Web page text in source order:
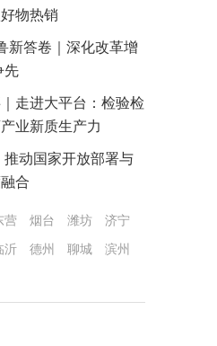
物热销
新答卷｜深化改革增
先
走进大平台：检验检
业新质生产力
推动国家开放部署与
合
营 烟台 潍坊
济宁
沂 德州 聊城
滨州